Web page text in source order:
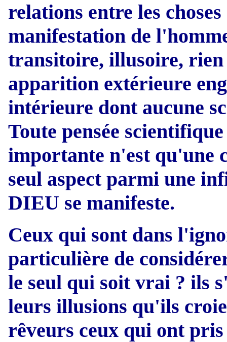
relations entre les
manifestation de
transitoire, illusoire,
apparition extérieure
intérieure dont aucune
Toute pensée
importante n'est qu'une
seul aspect parmi une
DIEU se manifeste.
Ceux qui sont dans
particulière de
le seul qui soit vrai ? ils
leurs illusions qu'ils
rêveurs ceux qui ont pris